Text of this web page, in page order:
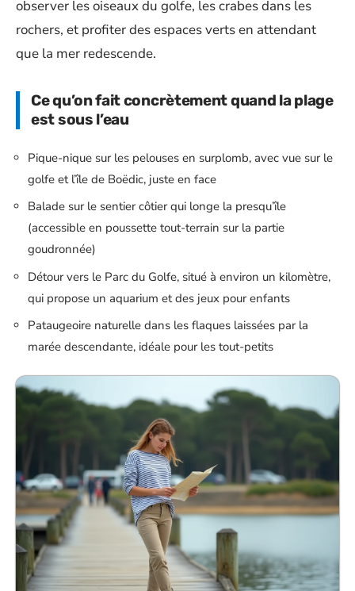
observer les oiseaux du golfe, les crabes dans les
rochers, et profiter des espaces verts en attendant
que la mer redescende.
Ce qu’on fait concrètement quand la plage
est sous l’eau
Pique-nique sur les pelouses en surplomb, avec vue sur le
golfe et l’île de Boëdic, juste en face
Balade sur le sentier côtier qui longe la presqu’île
(accessible en poussette tout-terrain sur la partie
goudronnée)
Détour vers le Parc du Golfe, situé à environ un kilomètre,
qui propose un aquarium et des jeux pour enfants
Pataugeoire naturelle dans les flaques laissées par la
marée descendante, idéale pour les tout-petits